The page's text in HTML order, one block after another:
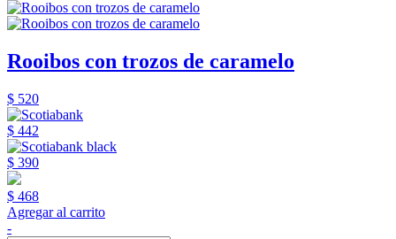
Rooibos con trozos de caramelo
$ 520
$ 442
$ 390
$ 468
Agregar al carrito
-